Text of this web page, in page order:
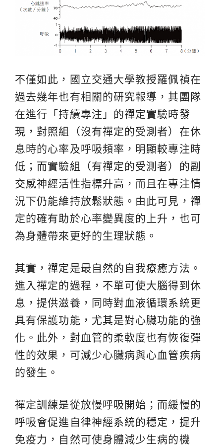
不僅如此，國立交通大學教授羅佩禎在
過去幾年也有相關的研究報導，其團隊
在進行「持續專注」的禪定實驗時發
現，對照組（沒有禪定的受測者）在休
息時的心率及呼吸頻率，明顯較專注時
低；而實驗組（有禪定的受測者）的副
交感神經活性指標升高，而且在專注情
況下仍能維持放鬆狀態。由此可見，禪
定的確有助於心率變異度的上升，也可
為身體帶來更好的生理狀態。
其實，禪定是最自然的自我療癒方法。
進入禪定的過程，不單可使大腦得到休
息，提供滋養，同時對血液循環系統更
具有保護功能，尤其是對心臟功能的強
化。此外，對血管的柔軟度也有恢復彈
性的效果，可減少心臟病與心血管疾病
的發生。
禪定訓練是從放慢呼吸開始；而緩慢的
呼吸會促進自律神經系統的穩定，提升
免疫力，自然可使身體減少生病的機